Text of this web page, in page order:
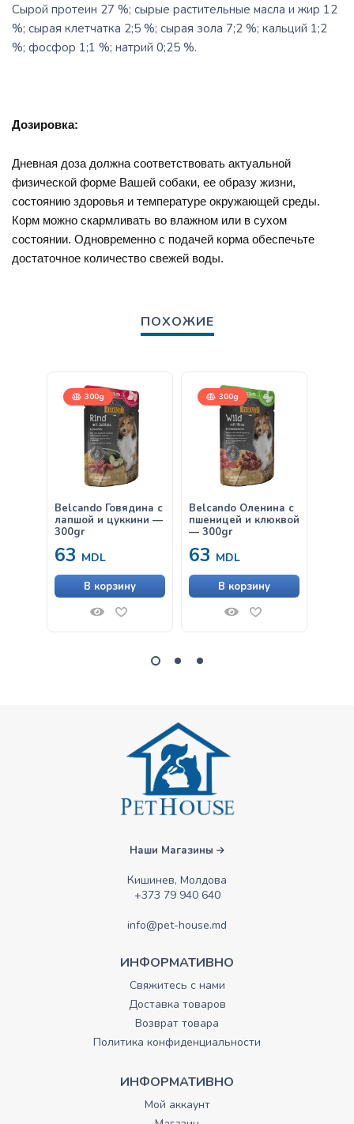
Сырой протеин 27 %; сырые растительные масла и жир 12
%; сырая клетчатка 2;5 %; сырая зола 7;2 %; кальций 1;2
%; фосфор 1;1 %; натрий 0;25 %.
Дозировка:
Дневная доза должна соответствовать актуальной
физической форме Вашей собаки, ее образу жизни,
состоянию здоровья и температуре окружающей среды.
Корм можно скармливать во влажном или в сухом
состоянии. Одновременно с подачей корма обеспечьте
достаточное количество свежей воды.
ПОХОЖИЕ
300g
Belcando Говядина с
лапшой и цуккини —
300gr
63 MDL
В корзину
300g
Belcando Оленина с
пшеницей и клюквой
— 300gr
63 MDL
В корзину
Наши Магазины
Кишинев, Молдова
+373 79 940 640
info@pet-house.md
ИНФОРМАТИВНО
Свяжитесь с нами
Доставка товаров
Возврат товара
Политика конфиденциальности
ИНФОРМАТИВНО
Мой аккаунт